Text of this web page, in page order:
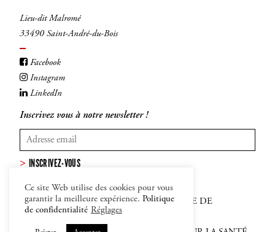
Lieu-dit Malromé
33490 Saint-André-du-Bois
Facebook
Instagram
LinkedIn
Inscrivez vous à notre newsletter !
INSCRIVEZ-VOUS
MENTIONS LÉGALES–CGV–POLITIQUE DE
CONFIDENTIALITÉ ET COOKIES
Ce site Web utilise des cookies pour vous
garantir la meilleure expérience. Politique
de confidentialité Réglages